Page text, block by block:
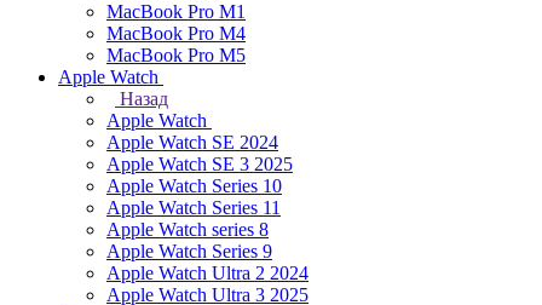
MacBook Pro M1
MacBook Pro M4
MacBook Pro M5
Apple Watch
Назад
Apple Watch
Apple Watch SE 2024
Apple Watch SE 3 2025
Apple Watch Series 10
Apple Watch Series 11
Apple Watch series 8
Apple Watch Series 9
Apple Watch Ultra 2 2024
Apple Watch Ultra 3 2025